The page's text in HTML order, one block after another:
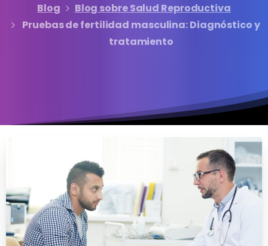
Blog
Blog sobre Salud Reproductiva
Pruebas de fertilidad masculina: Diagnóstico y
tratamiento